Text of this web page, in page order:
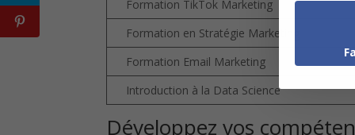
Formation TikTok Marketing
Formation en Stratégie Marketing
Formation Email Marketing
Introduction à la Data Science
Développez vos